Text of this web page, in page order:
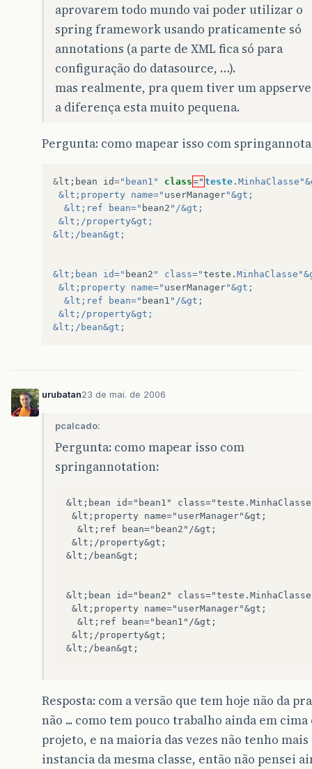
aprovarem todo mundo vai poder utilizar o
spring framework usando praticamente só
annotations (a parte de XML fica só para
configuração do datasource, …).
mas realmente, pra quem tiver um
a diferença esta muito pequena.
Pergunta: como mapear isso com
&lt ; bean id="bean1" class=" teste . MinhaClasse
&lt;property name=" userManager"&gt;
  &lt;ref bean="
bean2 "/&gt;
&lt;/property&gt;
&lt;/bean&gt;
&lt;bean id=" bean2 " class="teste . MinhaClasse
&lt;property name=" userManager"&gt;
  &lt;ref bean="
bean1 "/&gt;
&lt;/property&gt;
&lt;/bean&gt;
urubatan23 de mai. de 2006
pcalcado:
Pergunta: como mapear isso com
springannotation:
&lt;bean id="bean1"
&lt;property name="userManager"&gt;
  &lt;ref bean="bean2"/&gt;
&lt;/property&gt;
&lt;/bean&gt;
&lt;bean id="bean2"
&lt;property name="userManager"&gt;
  &lt;ref bean="bean1"/&gt;
&lt;/property&gt;
Resposta: com a versão que tem hoje não da
não ... como tem pouco trabalho ainda em cima
projeto, e na maioria das vezes não tenho mais
instancia da mesma classe, então não pensei